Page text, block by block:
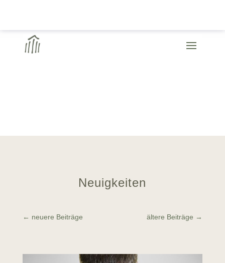
Neuigkeiten
← neuere Beiträge ältere Beiträge →